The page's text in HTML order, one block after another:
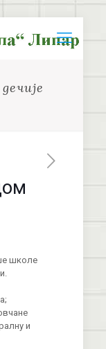
школе
и